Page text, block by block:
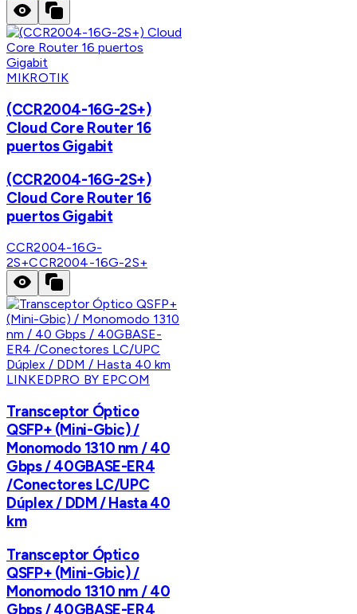
MIKROTIK
(CCR2004-16G-2S+)
Cloud Core Router 16
puertos Gigabit
(CCR2004-16G-2S+)
Cloud Core Router 16
puertos Gigabit
CCR2004-16G-
2S+CCR2004-16G-2S+
LINKEDPRO BY EPCOM
Transceptor Óptico
QSFP+ (Mini-Gbic) /
Monomodo 1310 nm / 40
Gbps / 40GBASE-ER4
/Conectores LC/UPC
Dúplex / DDM / Hasta 40
km
Transceptor Óptico
QSFP+ (Mini-Gbic) /
Monomodo 1310 nm / 40
Gbps / 40GBASE-ER4